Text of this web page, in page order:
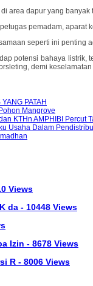
area dapur yang
pemadam,
seperti ini
potensi bahaya
demi
PATAH
Mangrove
KTHn AMPHIBI Percut
Usaha Dalam
Views
da - 10448 Views
Izin - 8678 Views
R - 8006 Views